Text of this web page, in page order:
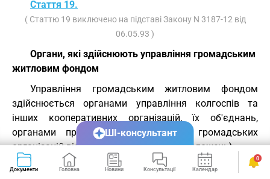
Стаття 19.
( Статтю 19 виключено на підставі Закону N 3187-12 від
06.05.93 )
Органи, які здійснюють управління громадським
житловим фондом
Управління громадським житловим фондом
здійснюється органами управління колгоспів та
інших кооперативних організацій, їх об'єднань,
органами профспілкових та інших громадських
організацій відповідно до їх статутів (положень).
Стаття 20.
Документи Головна Новини Консультації Календар Сервіси
0
ШІ-консультант